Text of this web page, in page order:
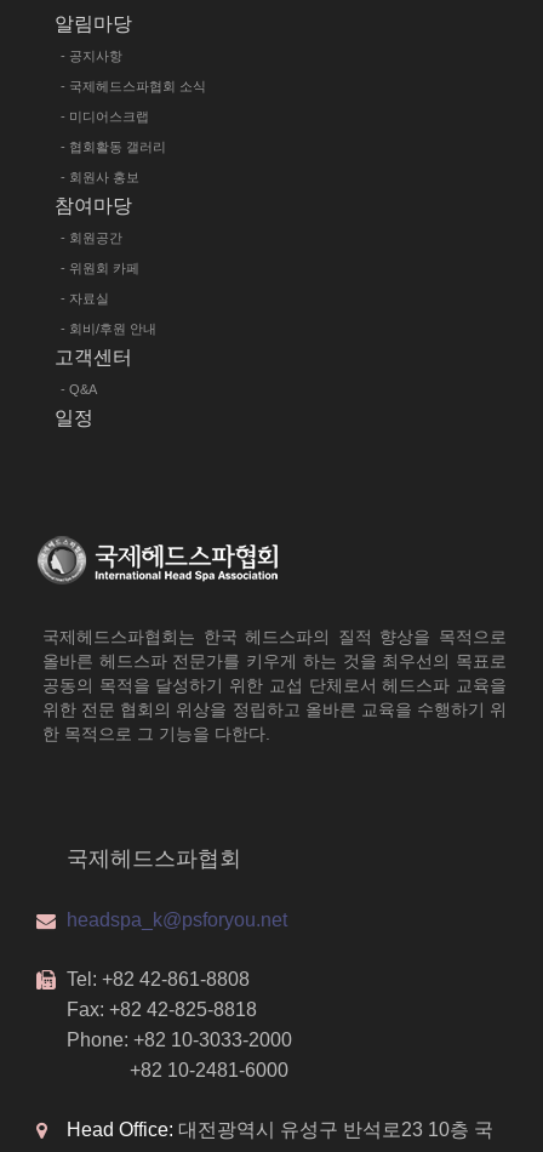
알림마당
- 공지사항
- 국제헤드스파협회 소식
- 미디어스크랩
- 협회활동 갤러리
- 회원사 홍보
참여마당
- 회원공간
- 위원회 카페
- 자료실
- 회비/후원 안내
고객센터
- Q&A
일정
국제헤드스파협회는 한국 헤드스파의 질적 향상을 목적으로
올바른 헤드스파 전문가를 키우게 하는 것을 최우선의 목표로
공동의 목적을 달성하기 위한 교섭 단체로서 헤드스파 교육을
위한 전문 협회의 위상을 정립하고 올바른 교육을 수행하기 위
한 목적으로 그 기능을 다한다.
국제헤드스파협회
headspa_k@psforyou.net
Tel: +82 42-861-8808
Fax: +82 42-825-8818
Phone: +82 10-3033-2000
+82 10-2481-6000
Head Office: 대전광역시 유성구 반석로23 10층 국